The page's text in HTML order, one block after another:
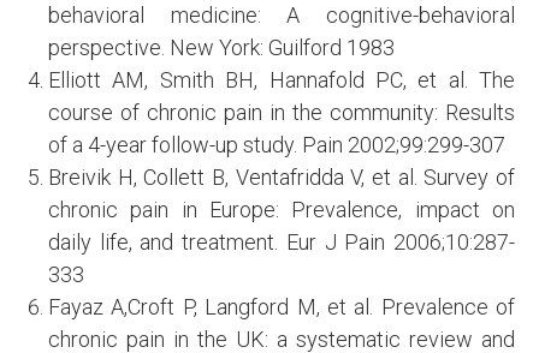
behavioral medicine: A cognitive-behavioral
perspective. New York: Guilford 1983
Elliott AM, Smith BH, Hannafold PC, et al. The
course of chronic pain in the community: Results
of a 4-year follow-up study. Pain 2002;99:299-307
Breivik H, Collett B, Ventafridda V, et al. Survey of
chronic pain in Europe: Prevalence, impact on
daily life, and treatment. Eur J Pain 2006;10:287-
333
Fayaz Α,Croft P, Langford M, et al. Prevalence of
chronic pain in the UK: a systematic review and